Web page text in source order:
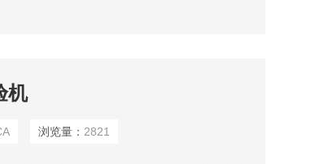
机
浏览量： 2821